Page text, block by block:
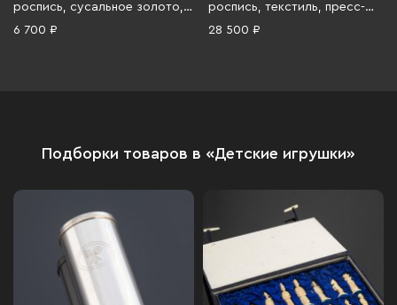
роспись, сусальное золото,
СССР, 1980-1990 гг.
6 700 ₽
роспись, текстиль, пресс-
папье, Япония, 1950-1960 гг.
28 500 ₽
Подборки товаров в «Детские игрушки»